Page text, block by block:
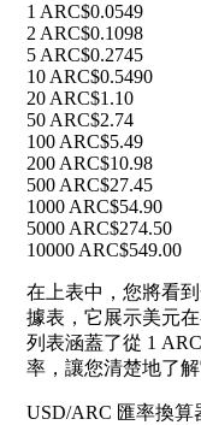
1 ARC$0.0549
2 ARC$0.1098
5 ARC$0.2745
10 ARC$0.5490
20 ARC$1.10
50 ARC$2.74
100 ARC$5.49
200 ARC$10.98
500 ARC$27.45
1000 ARC$54.90
5000 ARC$274.50
10000 ARC$549.00
在上表中，您將看
據表，它展示美元
列表涵蓋了從 1
率，讓您清楚地了
USD/ARC 匯率換算